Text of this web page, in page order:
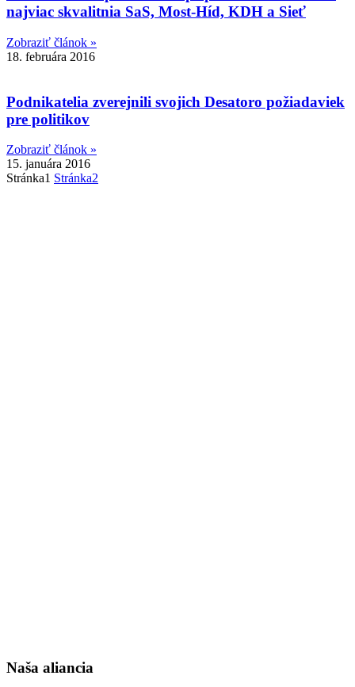
najviac skvalitnia SaS, Most-Híd, KDH a Sieť
Zobraziť článok »
18. februára 2016
Podnikatelia zverejnili svojich Desatoro požiadaviek
pre politikov
Zobraziť článok »
15. januára 2016
Stránka1 Stránka2
Naša aliancia